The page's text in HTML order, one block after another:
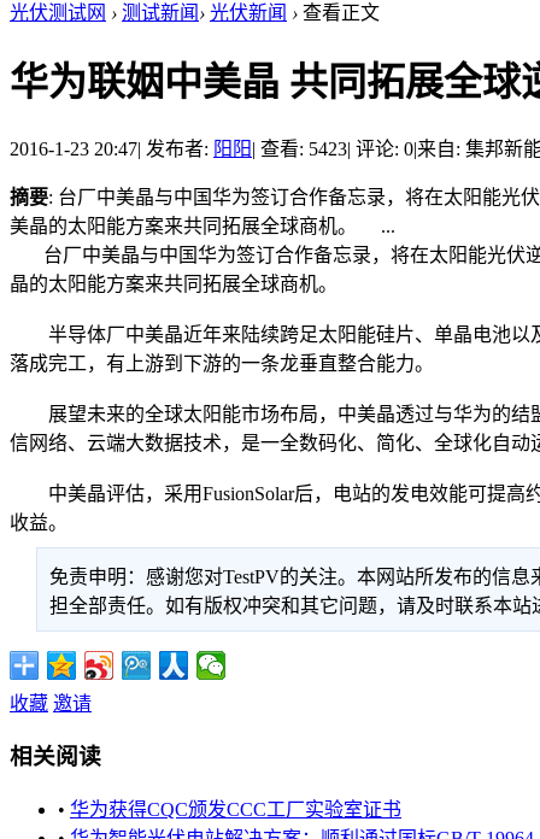
光伏测试网 › 测试新闻 › 光伏新闻 › 查看正文
华为联姻中美晶 共同拓展全球
2016-1-23 20:47| 发布者: 阳阳| 查看: 5423| 评论: 0|来自: 集邦新
摘要: 台厂中美晶与中国华为签订合作备忘录，将在太阳能光
美晶的太阳能方案来共同拓展全球商机。 ...
台厂中美晶与中国华为签订合作备忘录，将在太阳能光伏
晶的太阳能方案来共同拓展全球商机。
半导体厂中美晶近年来陆续跨足太阳能硅片、单晶电池以
落成完工，有上游到下游的一条龙垂直整合能力。
展望未来的全球太阳能市场布局，中美晶透过与华为的结
信网络、云端大数据技术，是一全数码化、简化、全球化自
中美晶评估，采用FusionSolar后，电站的发电效能可提高
收益。
免责申明：感谢您对TestPV的关注。本网站所发布的信
担全部责任。如有版权冲突和其它问题，请及时联系本
收藏 邀请
相关阅读
• 华为获得CQC颁发CCC工厂实验室证书